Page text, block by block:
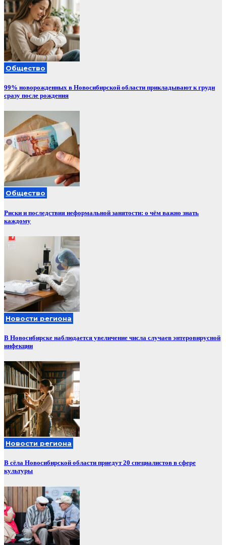
Общество
99% новорожденных в Новосибирской области прикладывают к груди
сразу после рождения
Общество
Риски и последствия неформальной занятости: о чём важно знать
каждому
Новости региона
В Новосибирске наблюдается увеличение числа случаев энтеровирусной
инфекции
Новости региона
В сёла Новосибирской области приедут 20 специалистов в сфере
культуры